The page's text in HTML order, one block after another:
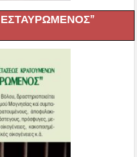
ΕΣΤΑΥΡΩΜΕΝΟΣ”